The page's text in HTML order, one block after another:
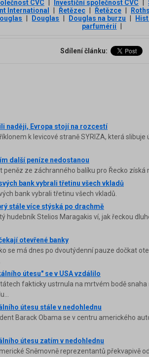
CVC Investiční společnost CVC
International Řetězec Řetězce
Douglas Douglas na burzu
parfumérií
Sdílení článku:
naději, Evropa stojí na rozcestí
k levicové straně SYRIZA, která
další peníze nedostanou
peněz ze záchranného balíku pro Řecko získá
bank vybrali třetinu všech vkladů
bank vybrali třetinu všech vkladů.
stále více stýská po drachmě
hudebník Stelios Maragakis ví, jak řeckou
otevřené banky
se má dnes po dvoutýdenní pauze dočkat
útesu" se v USA vzdálilo
fakticky ustrnula na mrtvém bodě
útesu stále v nedohlednu
Barack Obama se v centru amerického
útesu zatím v nedohlednu
Sněmovně reprezentantů překvapivě